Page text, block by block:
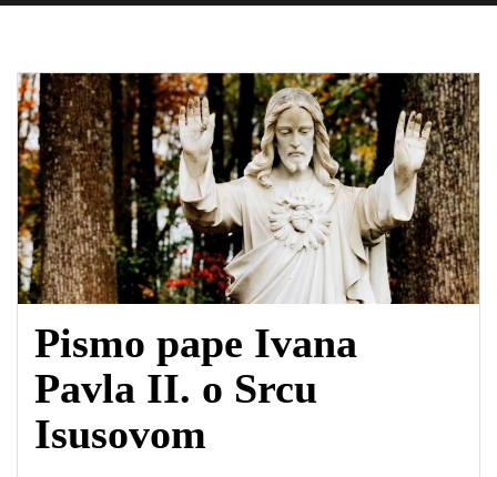
Pismo pape Ivana
Pavla II. o Srcu
Isusovom